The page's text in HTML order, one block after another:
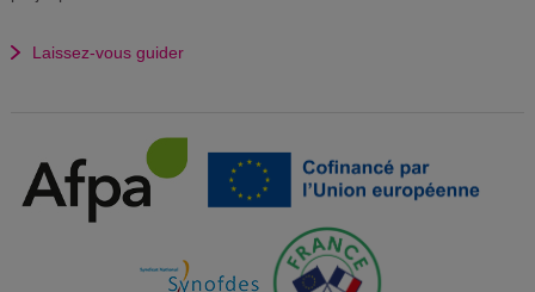
Laissez-vous guider